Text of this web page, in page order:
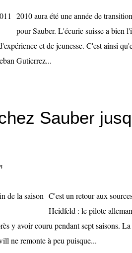
2010 aura été une année de
pour Sauber. L'écurie suisse a bien
et de jeunesse. C'est ainsi
Gutierrez...
Sauber
C'est un retour aux
Heidfeld : le pilote
y avoir couru pendant sept saisons.
ne remonte à peu puisque...